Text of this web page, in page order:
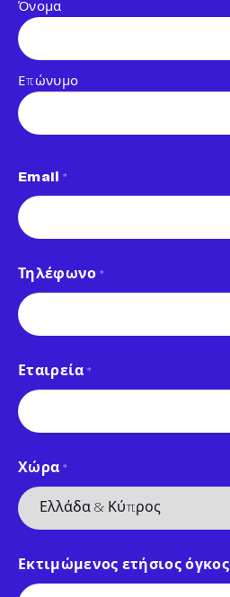
Όνομα
Επώνυμο
Email *
Τηλέφωνο *
Εταιρεία *
Χώρα *
Εκτιμώμενος ετήσιος όγκος